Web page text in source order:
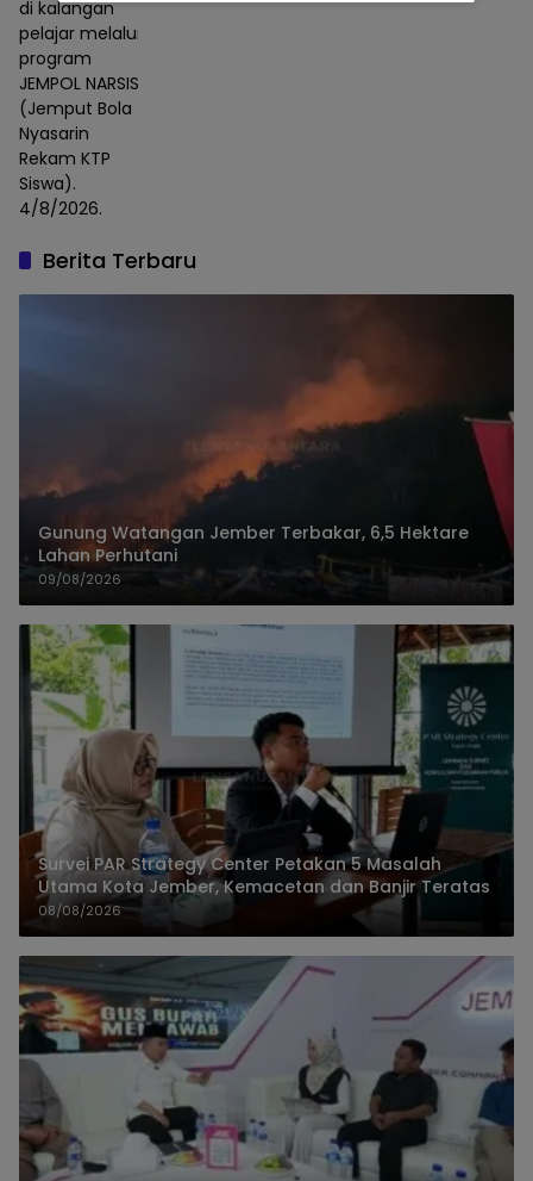
di kalangan
pelajar melalui
program
JEMPOL NARSIS
(Jemput Bola
Nyasarin
Rekam KTP
Siswa).
4/8/2026.
Berita Terbaru
Gunung Watangan Jember Terbakar, 6,5 Hektare
Lahan Perhutani
09/08/2026
Survei PAR Strategy Center Petakan 5 Masalah
Utama Kota Jember, Kemacetan dan Banjir Teratas
08/08/2026